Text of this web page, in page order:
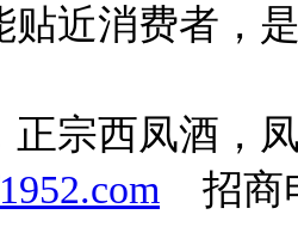
贴近消费者，
正宗西凤酒，
招商